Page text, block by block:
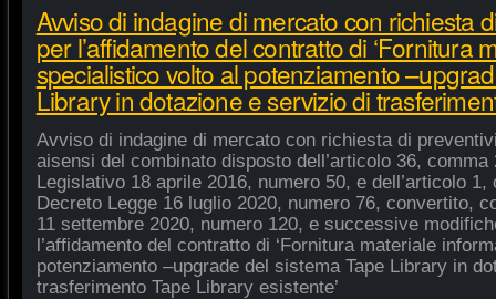
Avviso di indagine di mercato con richiesta
per l’affidamento del contratto di ‘Fornitura
specialistico volto al potenziamento
Library in dotazione e servizio di
Avviso di indagine di mercato con richiesta di
aisensi del combinato disposto dell’articolo 36,
Legislativo 18 aprile 2016, numero 50, e dell’articolo
Decreto Legge 16 luglio 2020, numero 76, convertito,
11 settembre 2020, numero 120, e successive
l’affidamento del contratto di ‘Fornitura materiale
potenziamento –upgrade del sistema Tape Library in
trasferimento Tape Library esistente’